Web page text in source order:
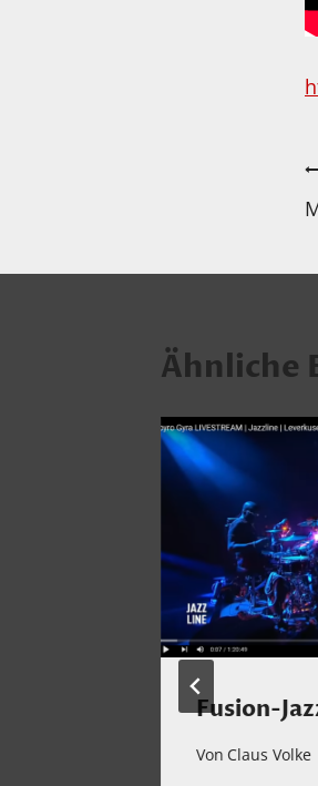
Ähnliche
Fusion-
Von Claus Volke